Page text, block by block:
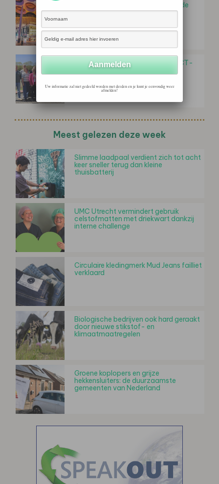
VodafoneZiggo sluit zich aan bij de
Responsible Business Alliance
Sproutfull sluit zich binnen PREDICT-
project aan bij marktleiders in de
ontwikkeling van…
Meest gelezen deze week
Slimme laadpaal verdient zich tot acht
keer sneller terug dan kleine
thuisbatterij
UMC Utrecht vermindert gebruik
celstofmatten met driekwart dankzij
interne challenge
Circulaire kledingmerk Mud Jeans failliet
verklaard
Biologische bedrijven ook hard geraakt
door nieuwe stikstof- en
klimaatmaatregelen
Groene koplopers en grijze
hekkensluiters: de duurzaamste
gemeenten van Nederland
Uw informatie zal niet gedeeld worden met derden en je kunt je eenvoudig weer
afmelden!